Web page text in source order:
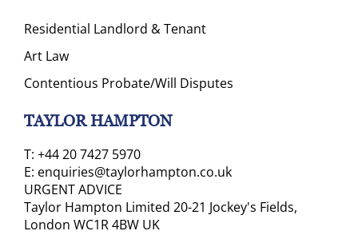
Residential Landlord & Tenant
Art Law
Contentious Probate/Will Disputes
TAYLOR HAMPTON
T: +44 20 7427 5970
E: enquiries@taylorhampton.co.uk
URGENT ADVICE
Taylor Hampton Limited 20-21 Jockey's Fields,
London WC1R 4BW UK